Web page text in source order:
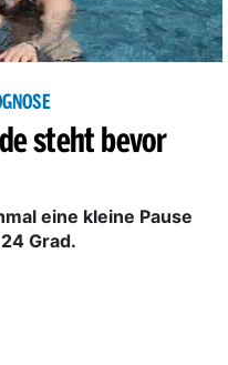
steht bevor
eine kleine Pause
Grad.